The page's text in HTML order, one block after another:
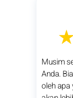
Musim
Anda.
oleh apa